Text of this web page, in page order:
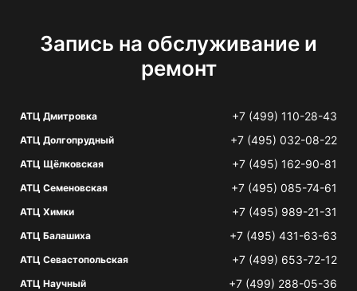
Запись на обслуживание и
ремонт
АТЦ Дмитровка +7 (499) 110-28-43
АТЦ Долгопрудный +7 (495) 032-08-22
АТЦ Щёлковская +7 (495) 162-90-81
АТЦ Семеновская +7 (495) 085-74-61
АТЦ Химки +7 (495) 989-21-31
АТЦ Балашиха +7 (495) 431-63-63
АТЦ Севастопольская +7 (499) 653-72-12
АТЦ Научный +7 (499) 288-05-36